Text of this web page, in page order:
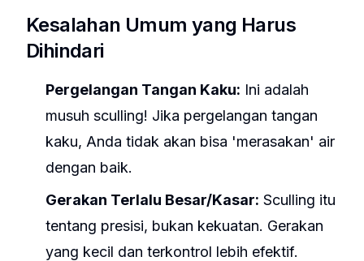
Kesalahan Umum yang Harus
Dihindari
Pergelangan Tangan Kaku: Ini adalah
musuh sculling! Jika pergelangan tangan
kaku, Anda tidak akan bisa 'merasakan' air
dengan baik.
Gerakan Terlalu Besar/Kasar: Sculling itu
tentang presisi, bukan kekuatan. Gerakan
yang kecil dan terkontrol lebih efektif.